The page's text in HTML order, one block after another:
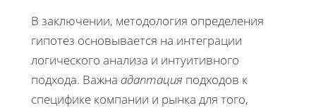
В заключении, методология определения
гипотез основывается на интеграции
логического анализа и интуитивного
подхода. Важна адаптация подходов к
специфике компании и рынка для того,